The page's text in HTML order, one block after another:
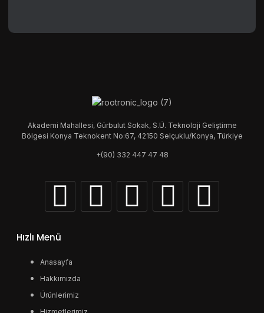
Akademi Mahallesi, Gürbulut Sokak, S.Ü. Teknoloji Geliştirme
Bölgesi Konya Teknokent No:67, 42150 Selçuklu/Konya, Türkiye
+(90) 332 447 47 48
Hızlı Menü
Anasayfa
Hakkımızda
Ürünlerimiz